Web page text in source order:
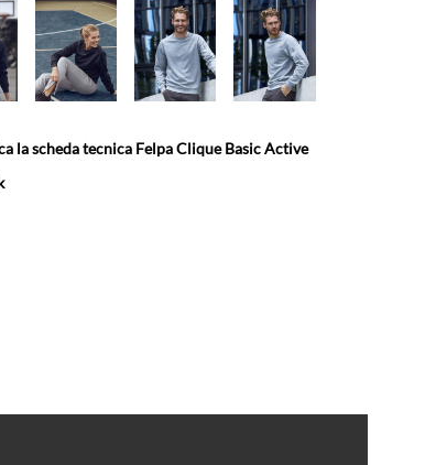
la scheda tecnica Felpa Clique Basic Active